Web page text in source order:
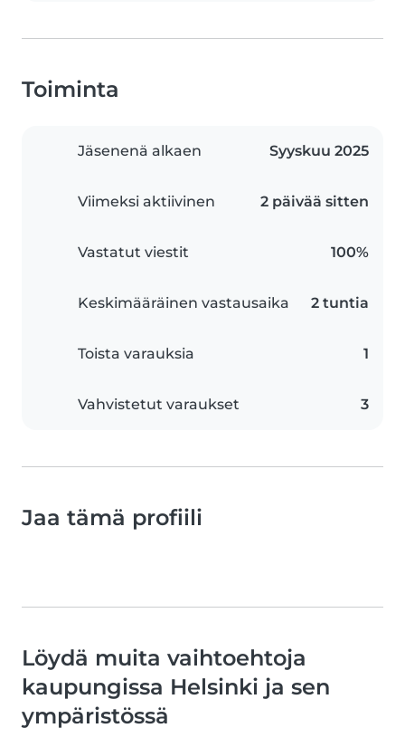
Toiminta
Jäsenenä alkaen Syyskuu 2025
Viimeksi aktiivinen 2 päivää sitten
Vastatut viestit 100%
Keskimääräinen vastausaika 2 tuntia
Toista varauksia 1
Vahvistetut varaukset 3
Jaa tämä profiili
Löydä muita vaihtoehtoja
kaupungissa Helsinki ja sen
ympäristössä